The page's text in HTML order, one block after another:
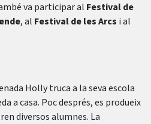
va participar al Festival de
, al Festival de les Arcs i al
Holly truca a la seva escola
a casa. Poc després, es produeix
diversos alumnes. La